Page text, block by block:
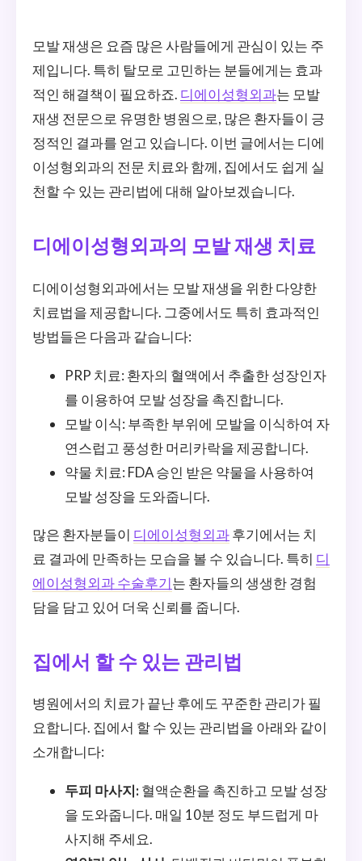
모발 재생은 요즘 많은 사람들에게 관심이 있는 주
제입니다. 특히 탈모로 고민하는 분들에게는 효과
적인 해결책이 필요하죠. 디에이성형외과는 모발
재생 전문으로 유명한 병원으로, 많은 환자들이 긍
정적인 결과를 얻고 있습니다. 이번 글에서는 디에
이성형외과의 전문 치료와 함께, 집에서도 쉽게 실
천할 수 있는 관리법에 대해 알아보겠습니다.
디에이성형외과의 모발 재생 치료
디에이성형외과에서는 모발 재생을 위한 다양한
치료법을 제공합니다. 그중에서도 특히 효과적인
방법들은 다음과 같습니다:
PRP 치료: 환자의 혈액에서 추출한 성장인자
를 이용하여 모발 성장을 촉진합니다.
모발 이식: 부족한 부위에 모발을 이식하여 자
연스럽고 풍성한 머리카락을 제공합니다.
약물 치료: FDA 승인 받은 약물을 사용하여
모발 성장을 도와줍니다.
많은 환자분들이 디에이성형외과후기에서는 치
료 결과에 만족하는 모습을 볼 수 있습니다. 특히 디
에이성형외과 수술후기는 환자들의 생생한 경험
담을 담고 있어 더욱 신뢰를 줍니다.
집에서 할 수 있는 관리법
병원에서의 치료가 끝난 후에도 꾸준한 관리가 필
요합니다. 집에서 할 수 있는 관리법을 아래와 같이
소개합니다:
두피 마사지: 혈액순환을 촉진하고 모발 성장
을 도와줍니다. 매일 10분 정도 부드럽게 마
사지해 주세요.